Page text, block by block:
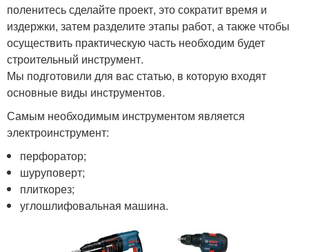
поленитесь сделайте проект, это сократит время и
издержки, затем разделите этапы работ, а также чтобы
осуществить практическую часть необходим будет
строительный инструмент.
Мы подготовили для вас статью, в которую входят
основные виды инструментов.
Самым необходимым инструментом является
электроинструмент:
перфоратор;
шуруповерт;
плиткорез;
углошлифовальная машина.